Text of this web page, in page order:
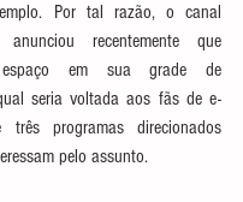
Por tal razão, o canal
anunciou recentemente que
em sua grade de
seria voltada aos fãs de e-
programas direcionados
pelo assunto.